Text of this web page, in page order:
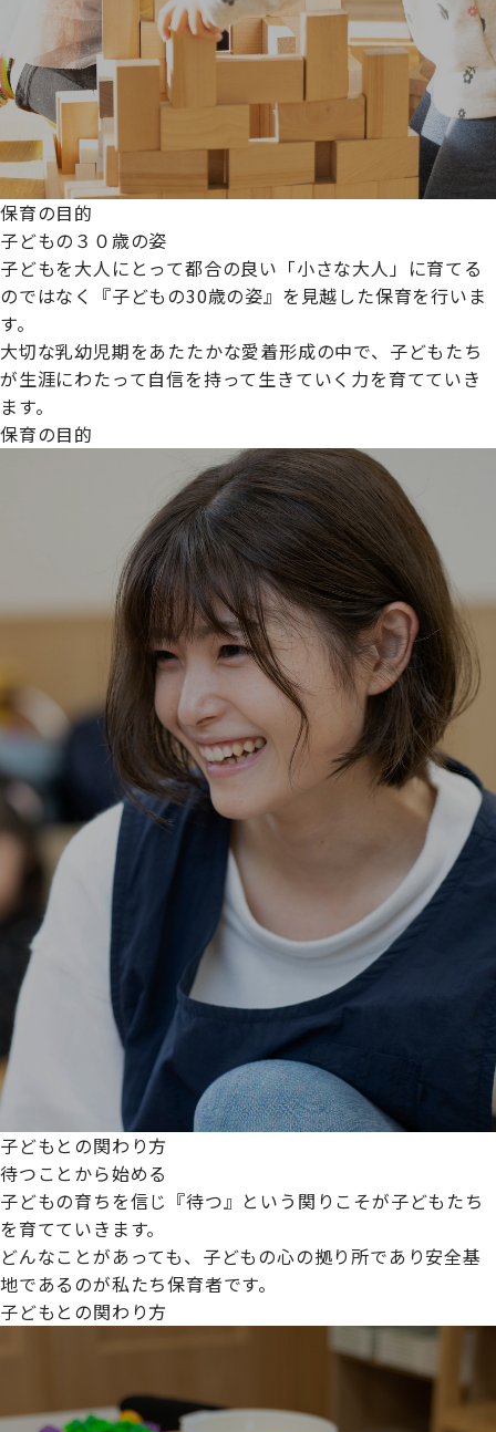
プライムスターほいくえんグループは女性が安心して働き
続けられる環境づくりに取り組んでおり、厚生労働省の
【えるぼし認定(☆☆)】
保育の目的
子どもの３０歳の姿
子どもを大人にとって都合の良い「小さな大人」に育てる
のではなく『子どもの30歳の姿』を見越した保育を行いま
す。
大切な乳幼児期をあたたかな愛着形成の中で、子どもたち
が生涯にわたって自信を持って生きていく力を育てていき
ます。
保育の目的
子どもとの関わり方
待つことから始める
子どもの育ちを信じ『待つ』という関りこそが子どもたち
を育てていきます。
どんなことがあっても、子どもの心の拠り所であり安全基
地であるのが私たち保育者です。
子どもとの関わり方